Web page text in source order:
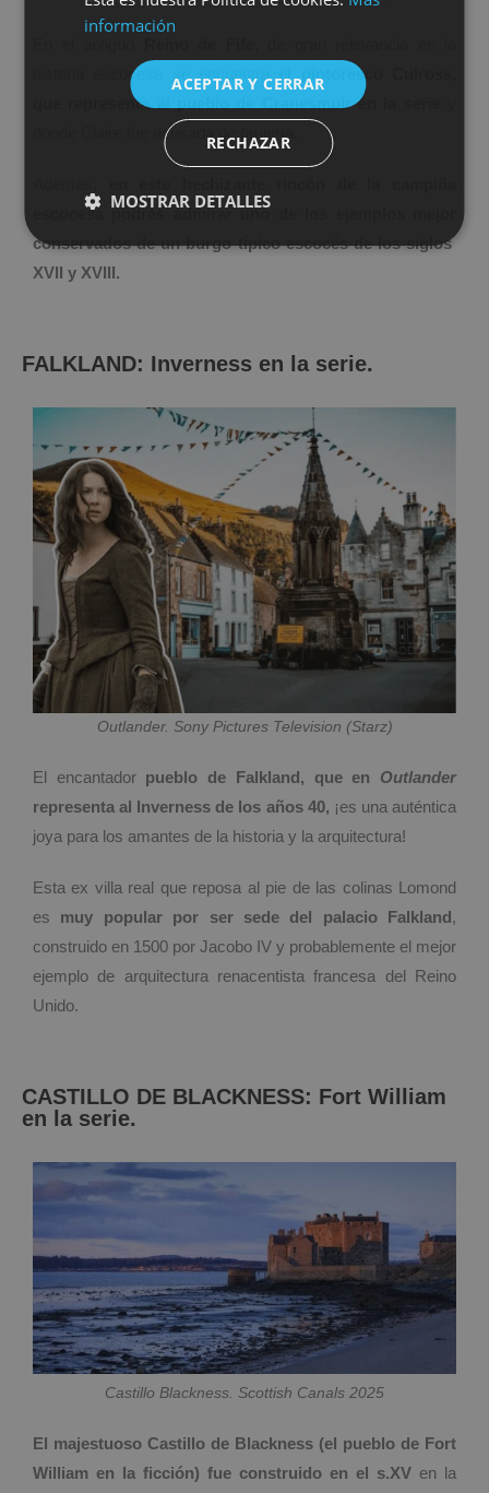
historia escocesa se encuentrael pintoresco Culross,
que representa al pueblo de Cranesmuir en la serie
donde Claire fue acusada de brujería.
escocesa podrás admirar uno de los ejemplos mejor
conservados de un burgo típico escocés de los siglos
XVII y XVIII.
FALKLAND: Inverness en la serie.
Outlander. Sony Pictures Television (Starz)
El encantador pueblo de Falkland, que en Outlander
representa al Inverness de los años 40, ¡es una auténtica
joya para los amantes de la historia y la arquitectura!
Esta ex villa real que reposa al pie de las colinas Lomond
es muy popular por ser sede del palacio Falkland,
construido en 1500 por Jacobo IV y probablemente el mejor
ejemplo de arquitectura renacentista francesa del Reino
Unido.
CASTILLO DE BLACKNESS: Fort William
en la serie.
Castillo Blackness. Scottish Canals 2025
El majestuoso Castillo de Blackness (el pueblo de Fort
William en la ficción) fue construido en el s.XV en la
ENGLISH
información
ACEPTAR Y CERRAR
RECHAZAR
MOSTRAR DETALLES